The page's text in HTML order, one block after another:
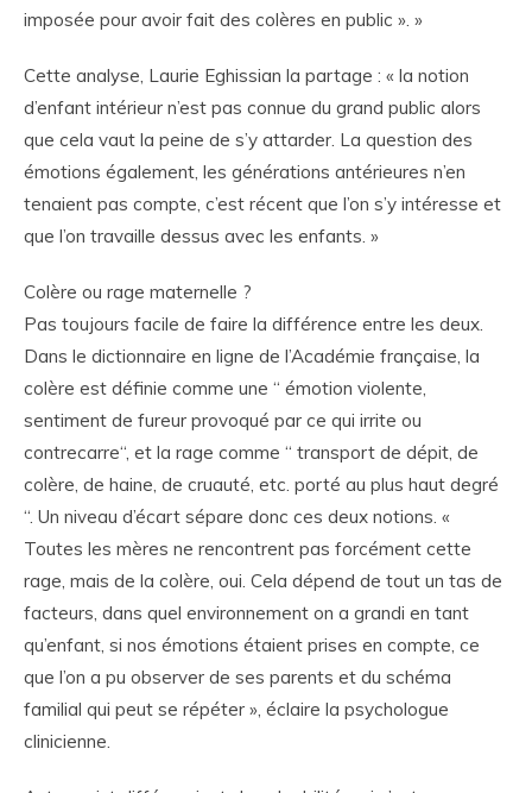
imposée pour avoir fait des colères en public ». »
Cette analyse, Laurie Eghissian la partage : « la notion
d’enfant intérieur n’est pas connue du grand public alors
que cela vaut la peine de s’y attarder. La question des
émotions également, les générations antérieures n’en
tenaient pas compte, c’est récent que l’on s’y intéresse et
que l’on travaille dessus avec les enfants. »
Colère ou rage maternelle ?
Pas toujours facile de faire la différence entre les deux.
Dans le dictionnaire en ligne de l’Académie française, la
colère est définie comme une “ émotion violente,
sentiment de fureur provoqué par ce qui irrite ou
contrecarre“, et la rage comme “ transport de dépit, de
colère, de haine, de cruauté, etc. porté au plus haut degré
“. Un niveau d’écart sépare donc ces deux notions. «
Toutes les mères ne rencontrent pas forcément cette
rage, mais de la colère, oui. Cela dépend de tout un tas de
facteurs, dans quel environnement on a grandi en tant
qu’enfant, si nos émotions étaient prises en compte, ce
que l’on a pu observer de ses parents et du schéma
familial qui peut se répéter », éclaire la psychologue
clinicienne.